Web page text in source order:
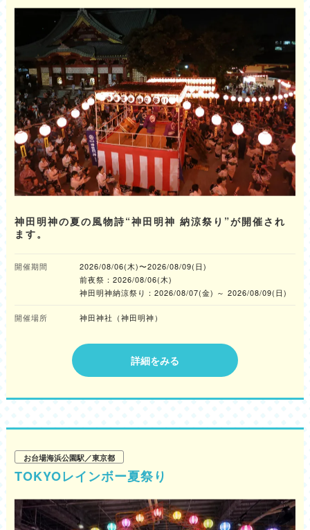
神田明神の夏の風物詩“神田明神 納涼祭り”が開催され
ます。
開催期間
2026/08/06(木)〜2026/08/09(日)
前夜祭：2026/08/06(木)
神田明神納涼祭り：2026/08/07(金) ～ 2026/08/09(日)
開催場所 神田神社（神田明神）
詳細をみる
お台場海浜公園駅／東京都
TOKYOレインボー夏祭り